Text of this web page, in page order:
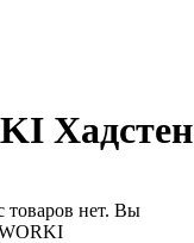
Хадстен
товаров нет. Вы